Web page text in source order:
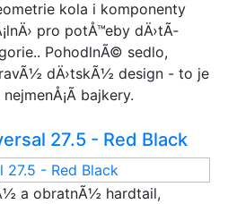
kola i komponenty
pro potÅ™eby dÄ›tÃ­
PohodlnÃ© sedlo,
dÄ›tskÃ½ design - to je
bajkery.
27.5 - Red Black
a obratnÃ½ hardtail,